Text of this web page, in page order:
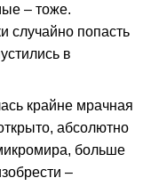
– тоже.
случайно попасть
в
крайне мрачная
абсолютно
больше
–